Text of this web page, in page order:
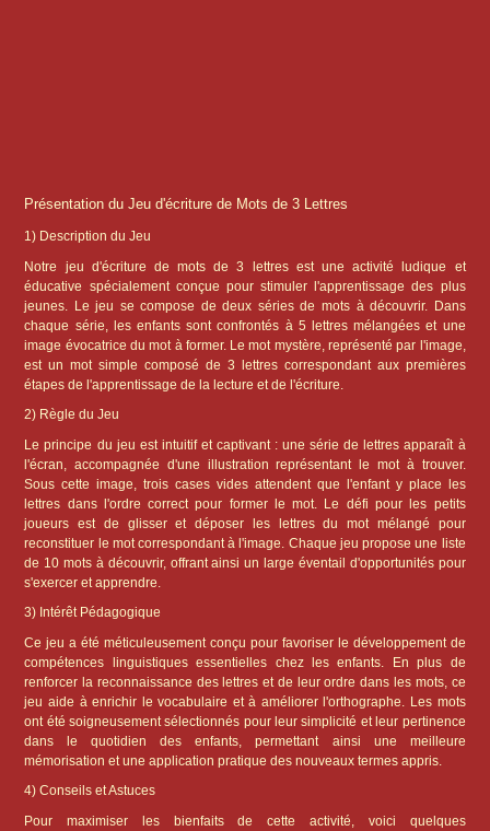
Présentation du Jeu d'écriture de Mots de 3 Lettres
1) Description du Jeu
Notre jeu d'écriture de mots de 3 lettres est une activité ludique et
éducative spécialement conçue pour stimuler l'apprentissage des plus
jeunes. Le jeu se compose de deux séries de mots à découvrir. Dans
chaque série, les enfants sont confrontés à 5 lettres mélangées et une
image évocatrice du mot à former. Le mot mystère, représenté par l'image,
est un mot simple composé de 3 lettres correspondant aux premières
étapes de l'apprentissage de la lecture et de l'écriture.
2) Règle du Jeu
Le principe du jeu est intuitif et captivant : une série de lettres apparaît à
l'écran, accompagnée d'une illustration représentant le mot à trouver.
Sous cette image, trois cases vides attendent que l'enfant y place les
lettres dans l'ordre correct pour former le mot. Le défi pour les petits
joueurs est de glisser et déposer les lettres du mot mélangé pour
reconstituer le mot correspondant à l'image. Chaque jeu propose une liste
de 10 mots à découvrir, offrant ainsi un large éventail d'opportunités pour
s'exercer et apprendre.
3) Intérêt Pédagogique
Ce jeu a été méticuleusement conçu pour favoriser le développement de
compétences linguistiques essentielles chez les enfants. En plus de
renforcer la reconnaissance des lettres et de leur ordre dans les mots, ce
jeu aide à enrichir le vocabulaire et à améliorer l'orthographe. Les mots
ont été soigneusement sélectionnés pour leur simplicité et leur pertinence
dans le quotidien des enfants, permettant ainsi une meilleure
mémorisation et une application pratique des nouveaux termes appris.
4) Conseils et Astuces
Pour maximiser les bienfaits de cette activité, voici quelques